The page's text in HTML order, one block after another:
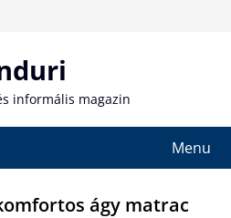
informális magazin
Menu
ágy matrac